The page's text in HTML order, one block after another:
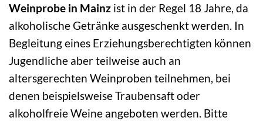
Weinprobe in Mainz ist in der Regel 18 Jahre, da
alkoholische Getränke ausgeschenkt werden. In
Begleitung eines Erziehungsberechtigten können
Jugendliche aber teilweise auch an
altersgerechten Weinproben teilnehmen, bei
denen beispielsweise Traubensaft oder
alkoholfreie Weine angeboten werden. Bitte